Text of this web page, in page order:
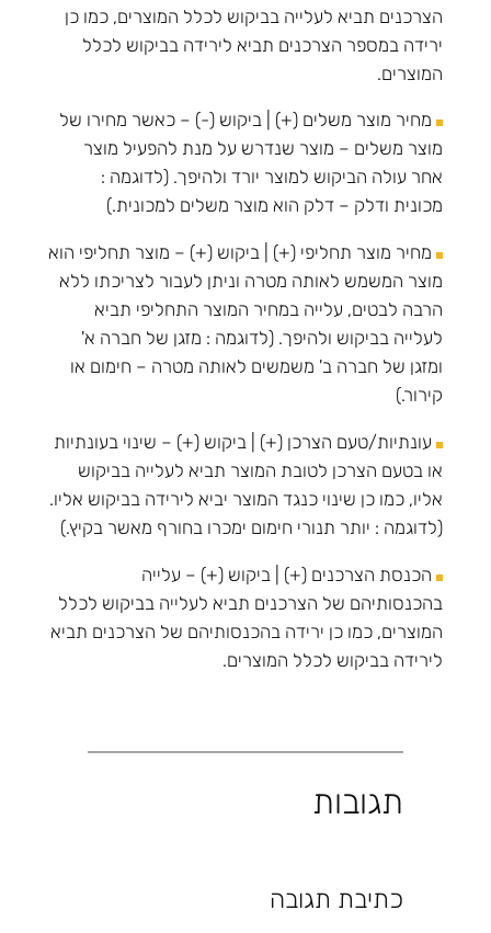
הצרכנים תביא לעלייה בביקוש לכלל המוצרים, כמו כן
ירידה במספר הצרכנים תביא לירידה בביקוש לכלל
המוצרים.
מחיר מוצר משלים (+) | ביקוש (-) – כאשר מחירו של
מוצר משלים – מוצר שנדרש על מנת להפעיל מוצר
אחר עולה הביקוש למוצר יורד ולהיפך. (לדוגמה :
מכונית ודלק – דלק הוא מוצר משלים למכונית.)
מחיר מוצר תחליפי (+) | ביקוש (+) – מוצר תחליפי הוא
מוצר המשמש לאותה מטרה וניתן לעבור לצריכתו ללא
הרבה לבטים, עלייה במחיר המוצר התחליפי תביא
לעלייה בביקוש ולהיפך. (לדוגמה : מזגן של חברה א'
ומזגן של חברה ב' משמשים לאותה מטרה – חימום או
קירור.)
עונתיות/טעם הצרכן (+) | ביקוש (+) – שינוי בעונתיות
או בטעם הצרכן לטובת המוצר תביא לעלייה בביקוש
אליו, כמו כן שינוי כנגד המוצר יביא לירידה בביקוש אליו.
(לדוגמה : יותר תנורי חימום ימכרו בחורף מאשר בקיץ.)
הכנסת הצרכנים (+) | ביקוש (+) – עלייה
בהכנסותיהם של הצרכנים תביא לעלייה בביקוש לכלל
המוצרים, כמו כן ירידה בהכנסותיהם של הצרכנים תביא
לירידה בביקוש לכלל המוצרים.
תגובות
כתיבת תגובה